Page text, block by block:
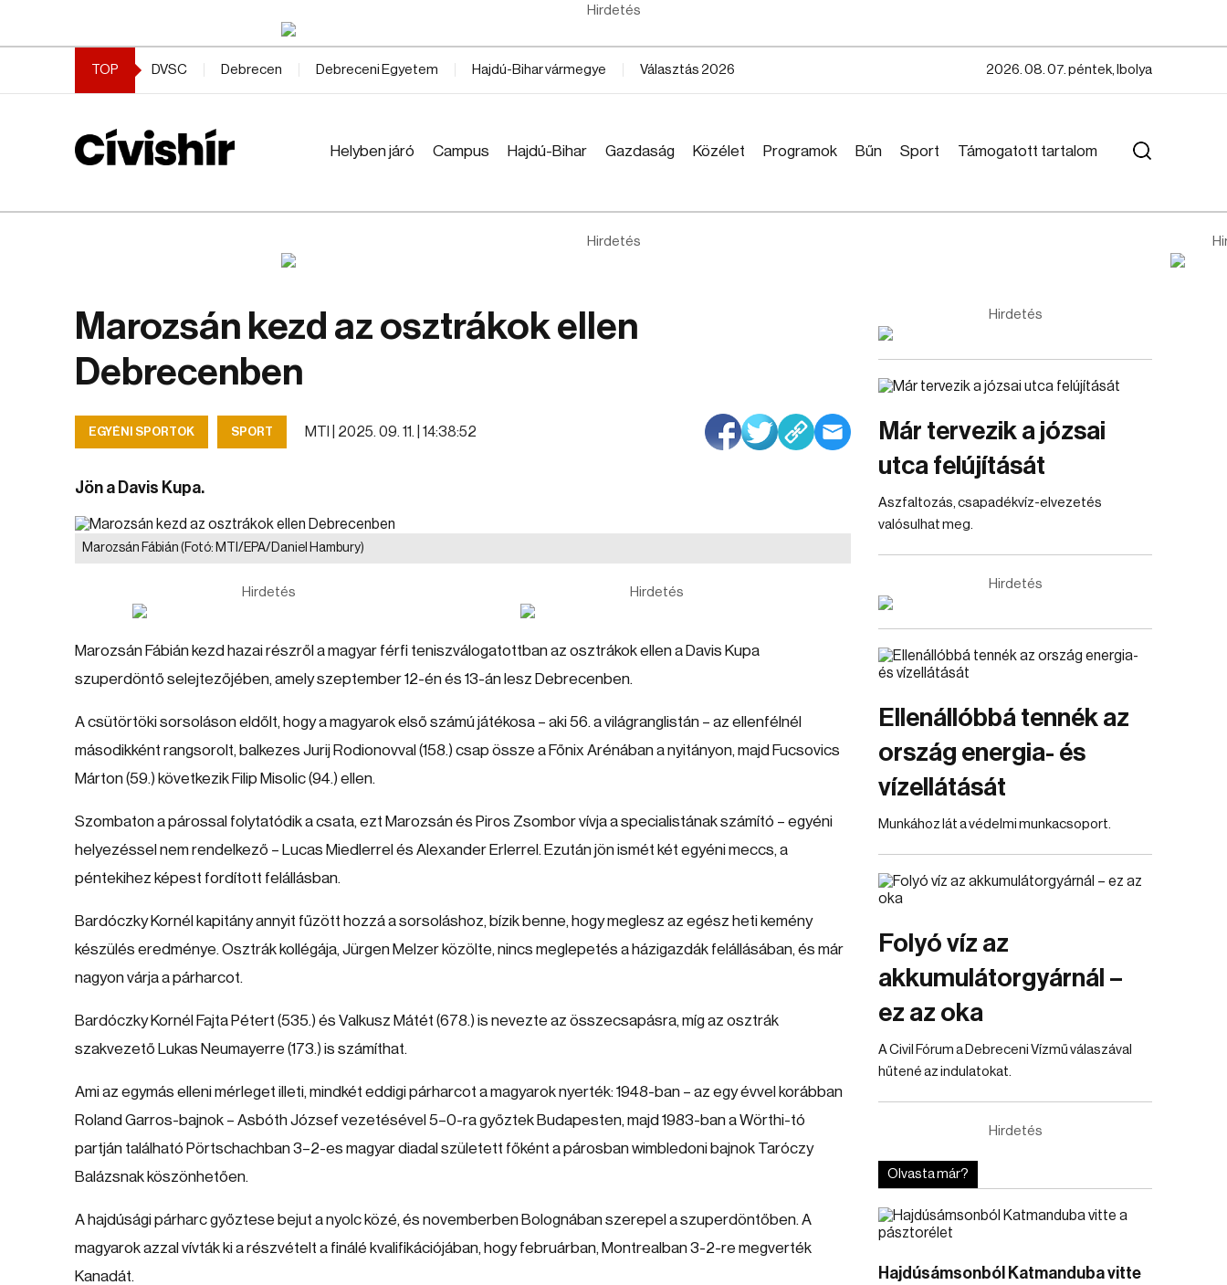
Hirdetés
TOP DVSC Debrecen Debreceni Egyetem Hajdú-Bihar vármegye Választás 2026 2026. 08. 07. péntek, Ibolya
Helyben járó Campus Hajdú-Bihar Gazdaság Közélet Programok Bűn Sport Támogatott tartalom
Hirdetés
Marozsán kezd az osztrákok ellen
Debrecenben
EGYÉNI SPORTOK SPORT MTI | 2025. 09. 11. | 14:38:52
Jön a Davis Kupa.
Marozsán Fábián (Fotó: MTI/EPA/Daniel Hambury)
Hirdetés Hirdetés
Marozsán Fábián kezd hazai részről a magyar férfi teniszválogatottban az osztrákok ellen a Davis Kupa
szuperdöntő selejtezőjében, amely szeptember 12-én és 13-án lesz Debrecenben.
A csütörtöki sorsoláson eldőlt, hogy a magyarok első számú játékosa – aki 56. a világranglistán – az ellenfélnél
másodikként rangsorolt, balkezes Jurij Rodionovval (158.) csap össze a Főnix Arénában a nyitányon, majd Fucsovics
Márton (59.) következik Filip Misolic (94.) ellen.
Szombaton a párossal folytatódik a csata, ezt Marozsán és Piros Zsombor vívja a specialistának számító – egyéni
helyezéssel nem rendelkező – Lucas Miedlerrel és Alexander Erlerrel. Ezután jön ismét két egyéni meccs, a
péntekihez képest fordított felállásban.
Bardóczky Kornél kapitány annyit fűzött hozzá a sorsoláshoz, bízik benne, hogy meglesz az egész heti kemény
készülés eredménye. Osztrák kollégája, Jürgen Melzer közölte, nincs meglepetés a házigazdák felállásában, és már
nagyon várja a párharcot.
Bardóczky Kornél Fajta Pétert (535.) és Valkusz Mátét (678.) is nevezte az összecsapásra, míg az osztrák
szakvezető Lukas Neumayerre (173.) is számíthat.
Ami az egymás elleni mérleget illeti, mindkét eddigi párharcot a magyarok nyerték: 1948-ban – az egy évvel korábban
Roland Garros-bajnok – Asbóth József vezetésével 5–0-ra győztek Budapesten, majd 1983-ban a Wörthi-tó
partján található Pörtschachban 3–2-es magyar diadal született főként a párosban wimbledoni bajnok Taróczy
Balázsnak köszönhetően.
A hajdúsági párharc győztese bejut a nyolc közé, és novemberben Bolognában szerepel a szuperdöntőben. A
magyarok azzal vívták ki a részvételt a finálé kvalifikációjában, hogy februárban, Montrealban 3-2-re megverték
Kanadát.
Hirdetés
Már tervezik a józsai
utca felújítását
Aszfaltozás, csapadékvíz-elvezetés
valósulhat meg.
Hirdetés
Ellenállóbbá tennék az
ország energia- és
vízellátását
Munkához lát a védelmi munkacsoport.
Folyó víz az
akkumulátorgyárnál –
ez az oka
A Civil Fórum a Debreceni Vízmű válaszával
hűtené az indulatokat.
Hirdetés
Olvasta már?
Hajdúsámsonból Katmanduba vitte